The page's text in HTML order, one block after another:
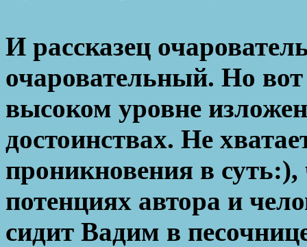
И рассказец
очаровательный. Но вот
высоком уровне
достоинствах. Не
проникновения в
потенциях автора и
сидит Вадим в